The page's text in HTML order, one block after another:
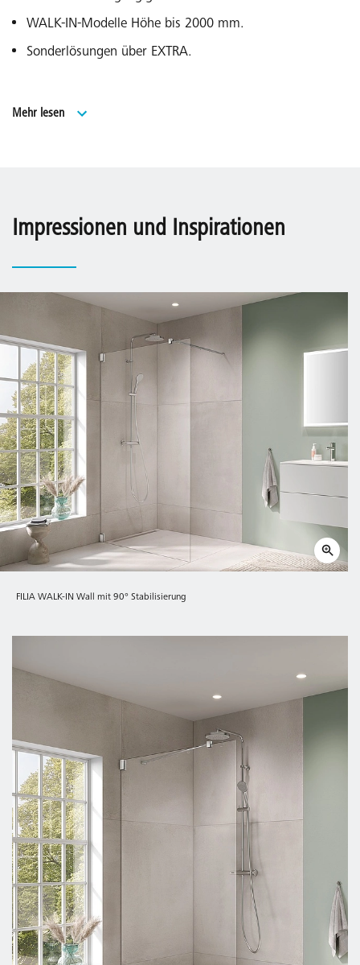
WALK-IN-Modelle Höhe bis 2000 mm.
Sonderlösungen über EXTRA.
Made in Germany.
Mehr lesen
Impressionen und Inspirationen
FILIA WALK-IN Wall mit 90° Stabilisierung